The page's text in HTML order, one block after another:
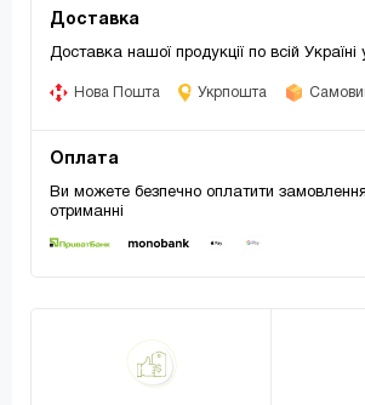
Доставка
Доставка нашої продукції по всій Україні
Нова Пошта Укрпошта
Оплата
Ви можете безпечно оплатити
отриманні